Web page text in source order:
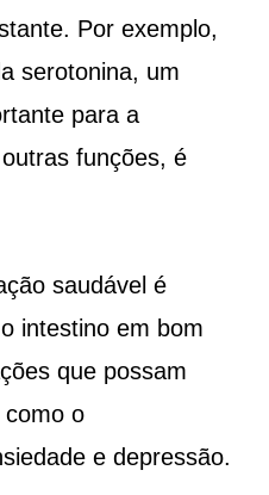
Por exemplo,
serotonina, um
para a
funções, é
saudável é
intestino em bom
que possam
o
e depressão.